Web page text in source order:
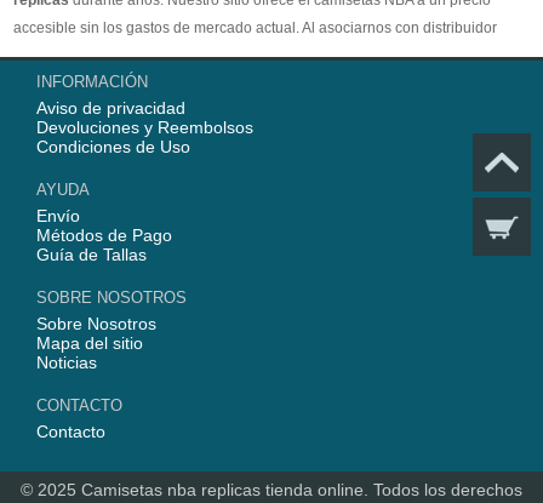
accesible sin los gastos de mercado actual. Al asociarnos con distribuidor
oficial de camisetas NBA, garantizamos que todos nuestros artículos son
100% auténticos con embalaje original. Estamos dedicados a proporcionar la
mejor calidad camisetas nba a nuestros clientes ahora. En 2025,
www.replicascamisetasnba.com ofrecerá nuestro mejor servicio para que Ud.
INFORMACIÓN
Aviso de privacidad
Devoluciones y Reembolsos
Condiciones de Uso
AYUDA
Envío
Métodos de Pago
Guía de Tallas
SOBRE NOSOTROS
Sobre Nosotros
Mapa del sitio
Noticias
CONTACTO
Contacto
© 2025 Camisetas nba replicas tienda online . Todos los derechos